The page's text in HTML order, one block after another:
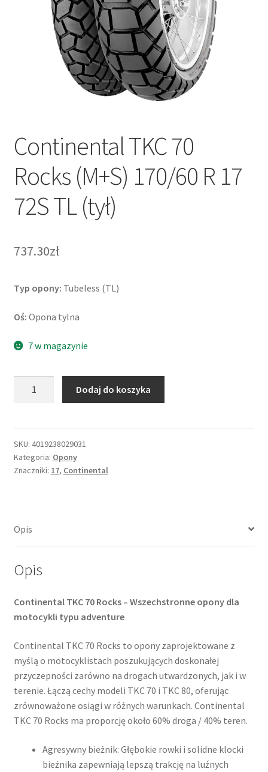
Continental TKC 70
Rocks (M+S) 170/60 R 17
72S TL (tył)
737.30zł
Typ opony: Tubeless (TL)
Oś: Opona tylna
7 w magazynie
Rocks
(M+S)
170/60
TL
Dodaj do koszyka
SKU: 4019238029031
Kategoria: Opony
Znaczniki: 17, Continental
Opis
Opis
Continental TKC 70 Rocks – Wszechstronne opony dla
motocykli typu adventure
Continental TKC 70 Rocks to opony zaprojektowane z
myślą o motocyklistach poszukujących doskonałej
przyczepności zarówno na drogach utwardzonych, jak i w
terenie. Łączą cechy modeli TKC 70 i TKC 80, oferując
zrównoważone osiągi w różnych warunkach.​ ​Continental
TKC 70 Rocks ma proporcję około 60% droga / 40% teren. ​
Agresywny bieżnik: Głębokie rowki i solidne klocki
bieżnika zapewniają lepszą trakcję na luźnych